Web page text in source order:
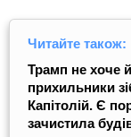
Читайте також:
Трамп не хоче
прихильники
Капітолій. Є
зачистила